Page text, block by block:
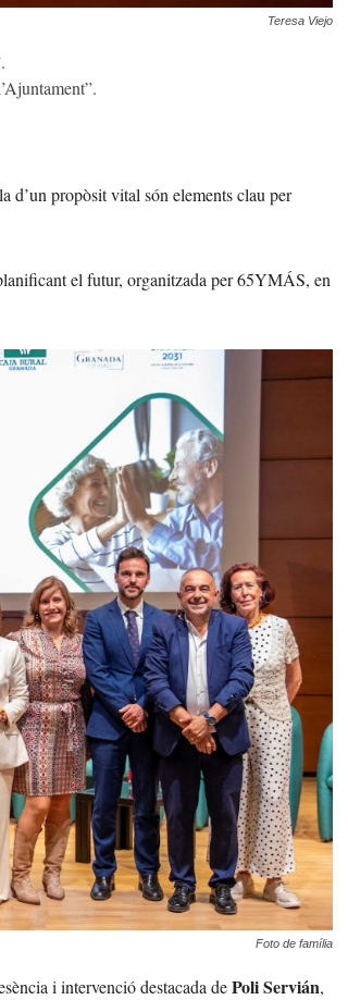
Teresa Viejo
d’un propòsit vital són elements clau per
el futur, organitzada per 65YMÁS, en
Foto de família
i intervenció destacada dePoli Servián,